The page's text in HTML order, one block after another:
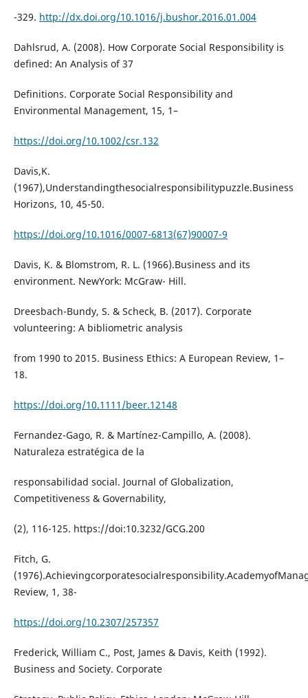
-329. http://dx.doi.org/10.1016/j.bushor.2016.01.004
Dahlsrud, A. (2008). How Corporate Social Responsibility is
defined: An Analysis of 37
Definitions. Corporate Social Responsibility and
Environmental Management, 15, 1–
https://doi.org/10.1002/csr.132
Davis,K.
(1967),Understandingthesocialresponsibilitypuzzle.Business
Horizons, 10, 45-50.
https://doi.org/10.1016/0007-6813(67)90007-9
Davis, K. & Blomstrom, R. L. (1966).Business and its
environment. NewYork: McGraw- Hill.
Dreesbach-Bundy, S. & Scheck, B. (2017). Corporate
volunteering: A bibliometric analysis
from 1990 to 2015. Business Ethics: A European Review, 1–
18.
https://doi.org/10.1111/beer.12148
Fernandez-Gago, R. & Martínez-Campillo, A. (2008).
Naturaleza estratégica de la
responsabilidad social. Journal of Globalization,
Competitiveness & Governability,
(2), 116-125. https://doi:10.3232/GCG.200
Fitch, G.
Review, 1, 38-
https://doi.org/10.2307/257357
Frederick, William C., Post, James & Davis, Keith (1992).
Business and Society. Corporate